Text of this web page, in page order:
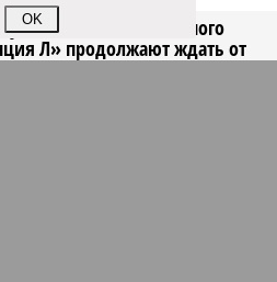
уже сданного «Сказочного
Л» продолжают ждать от
реальной достройки
OK